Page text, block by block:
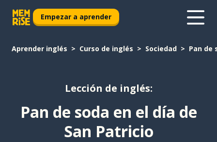
Empezar a aprender
Aprender inglés Curso de inglés Sociedad Pan de
Lección de inglés:
Pan de soda en el día de
San Patricio